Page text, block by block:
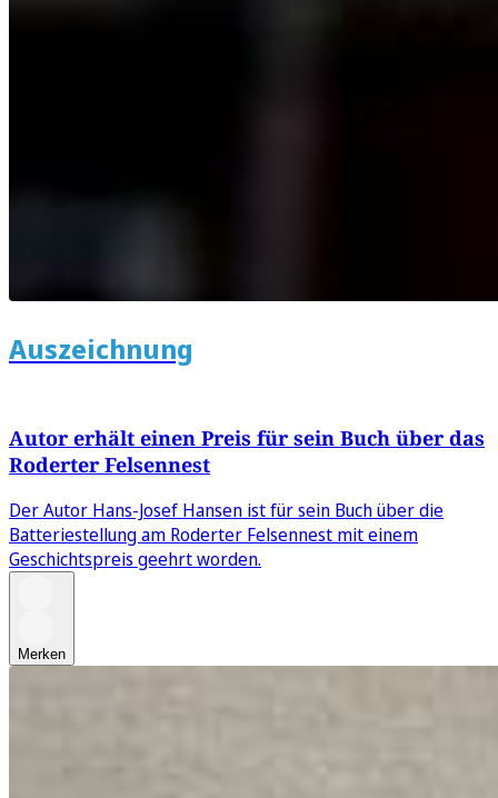
Auszeichnung
Autor erhält einen Preis für sein Buch über das
Roderter Felsennest
Der Autor Hans-Josef Hansen ist für sein Buch über die
Batteriestellung am Roderter Felsennest mit einem
Geschichtspreis geehrt worden.
Merken